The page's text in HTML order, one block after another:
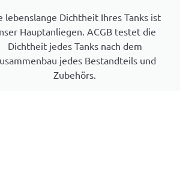
lebenslange Dichtheit Ihres Tanks ist
Hauptanliegen. ACGB testet die
Dichtheit jedes Tanks nach dem
jedes Bestandteils und
Zubehörs.